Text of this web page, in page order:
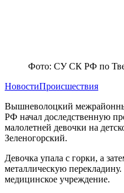
Фото: СУ СК РФ по
НовостиПроисшествия
Вышневолоцкий
РФ начал доследственную
малолетней девочки на
Зеленогорский.
Девочка упала с горки, а
металлическую
медицинское учреждение.